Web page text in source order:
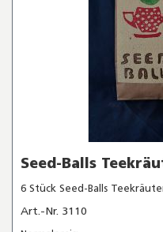
Seed-Balls
6 Stück Seed-Balls
Art.-Nr. 3110